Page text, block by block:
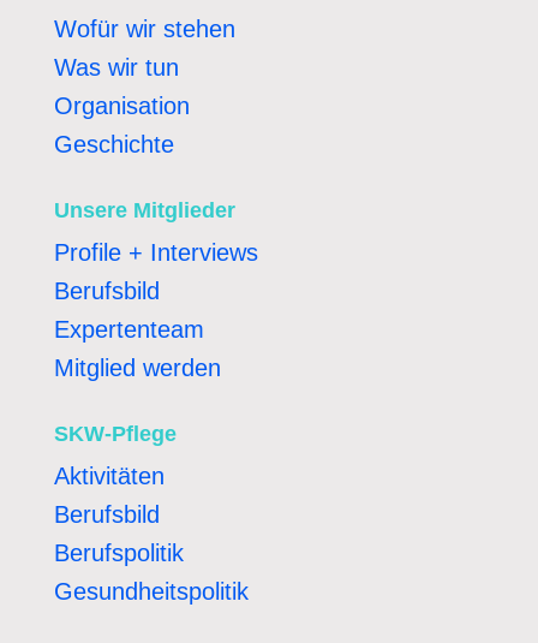
Wofür wir stehen
Was wir tun
Organisation
Geschichte
Unsere Mitglieder
Profile + Interviews
Berufsbild
Expertenteam
Mitglied werden
SKW-Pflege
Aktivitäten
Berufsbild
Berufspolitik
Gesundheitspolitik